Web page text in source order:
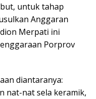
untuk tahap
Anggaran
Merpati ini
Porprov
diantaranya:
nat-nat sela keramik,